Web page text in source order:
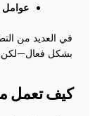
عوامل
في العديد من
بشكل فعال—لكن
كيف تعمل